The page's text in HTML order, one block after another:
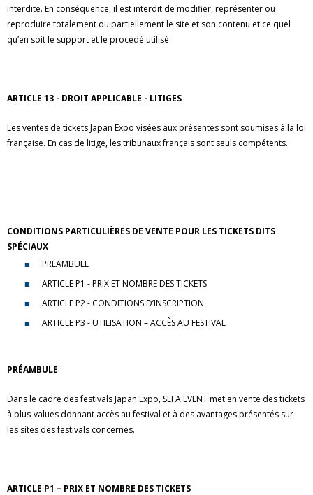
interdite. En conséquence, il est interdit de modifier, représenter ou
reproduire totalement ou partiellement le site et son contenu et ce quel
qu’en soit le support et le procédé utilisé.
ARTICLE 13 - DROIT APPLICABLE - LITIGES
Les ventes de tickets Japan Expo visées aux présentes sont soumises à la loi
française. En cas de litige, les tribunaux français sont seuls compétents.
CONDITIONS PARTICULIÈRES DE VENTE POUR LES TICKETS DITS
SPÉCIAUX
PRÉAMBULE
ARTICLE P1 - PRIX ET NOMBRE DES TICKETS
ARTICLE P2 - CONDITIONS D’INSCRIPTION
ARTICLE P3 - UTILISATION – ACCÈS AU FESTIVAL
PRÉAMBULE
Dans le cadre des festivals Japan Expo, SEFA EVENT met en vente des tickets
à plus-values donnant accès au festival et à des avantages présentés sur
les sites des festivals concernés.
ARTICLE P1 – PRIX ET NOMBRE DES TICKETS